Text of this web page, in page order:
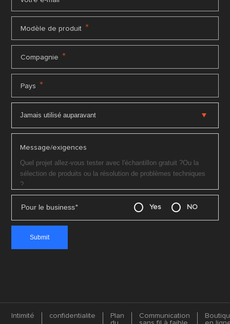
Modèle de produit *
Compagnie *
Pays *
Message/exigences
Pour le business* Yes NO
Intimité confidentialite
Plan
Communication